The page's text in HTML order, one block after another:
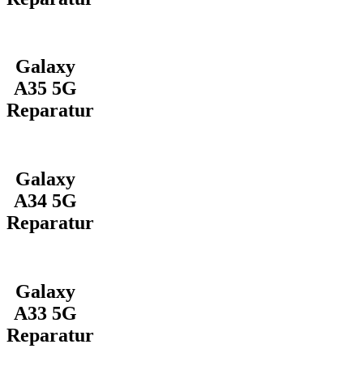
Galaxy
A35 5G
Reparatur
Galaxy
A34 5G
Reparatur
Galaxy
A33 5G
Reparatur